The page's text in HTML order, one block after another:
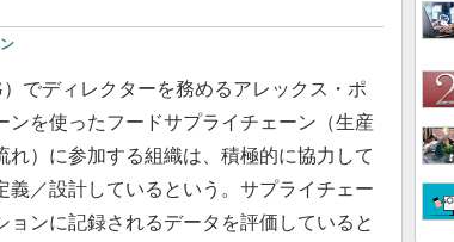
でディレクターを務めるアレックス・ポ
を使ったフードサプライチェーン（生産
）に参加する組織は、積極的に協力して
／設計しているという。サプライチェー
ンに記録されるデータを評価していると